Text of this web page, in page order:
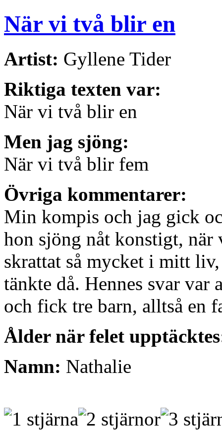
När vi två blir en
Artist: Gyllene Tider
Riktiga texten var:
När vi två blir en
Men jag sjöng:
När vi två blir fem
Övriga kommentarer:
Min kompis och jag gick
hon sjöng nåt konstigt,
skrattat så mycket i mitt
tänkte då. Hennes svar var
och fick tre barn, alltså en
Ålder när felet
Namn: Nathalie